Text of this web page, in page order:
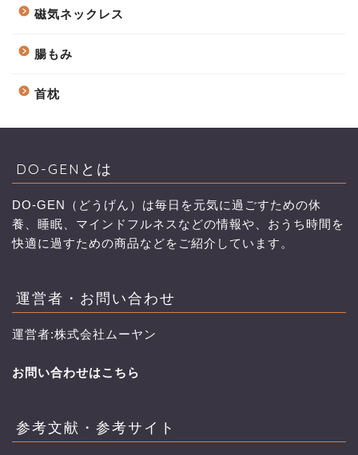
磁気ネックレス
腸もみ
首枕
DO-GENとは
DO-GEN（どうげん）は毎日を元気に過ごすための休
養、睡眠、マインドフルネスなどの情報や、おうち時間を
快適に過すための商品などをご紹介しています。
運営者・お問い合わせ
運営者:株式会社ムーヤン
お問い合わせはこちら
参考文献・参考サイト